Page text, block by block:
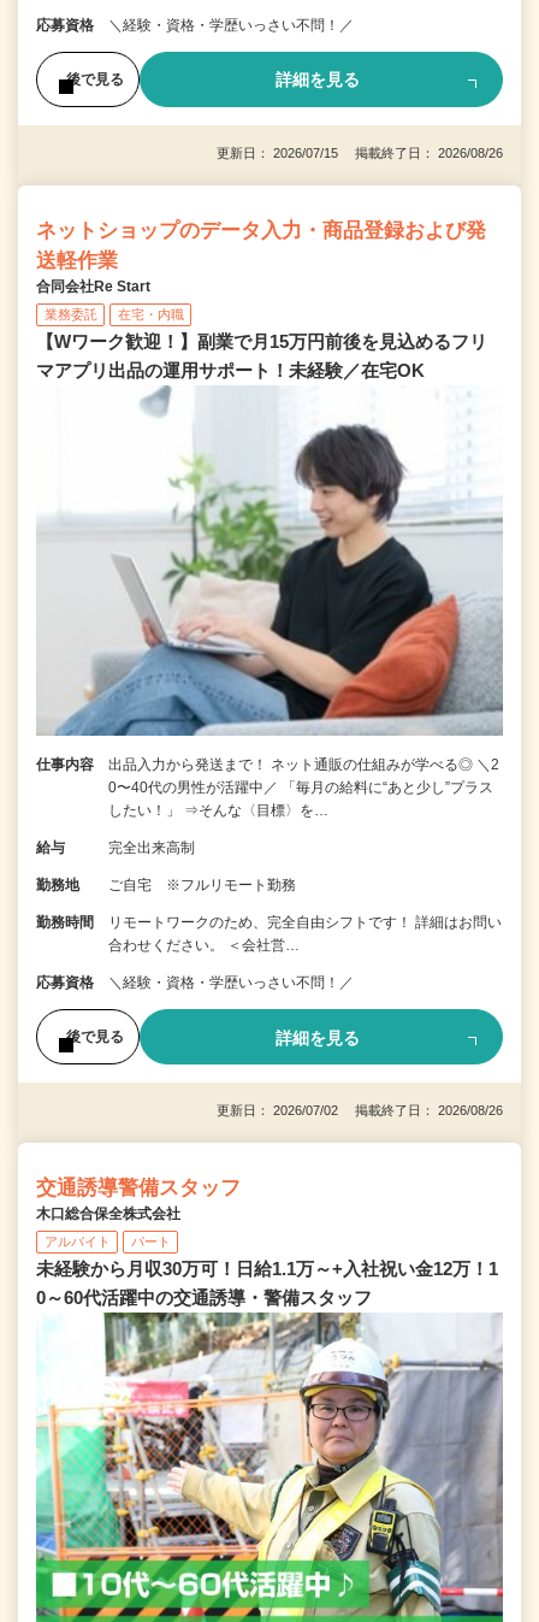
応募資格 ＼経験・資格・学歴いっさい不問！／
後で見る 詳細を見る
更新日： 2026/07/15 掲載終了日： 2026/08/26
ネットショップのデータ入力・商品登録および発
送軽作業
合同会社Re Start
業務委託 在宅・内職
【Wワーク歓迎！】副業で月15万円前後を見込めるフリ
マアプリ出品の運用サポート！未経験／在宅OK
仕事内容
出品入力から発送まで！ ネット通販の仕組みが学べる◎ ＼2
0〜40代の男性が活躍中／ 「毎月の給料に“あと少し”プラス
したい！」 ⇒そんな〈目標〉を…
給与 完全出来高制
勤務地 ご自宅 ※フルリモート勤務
勤務時間
リモートワークのため、完全自由シフトです！ 詳細はお問い
合わせください。 ＜会社営…
応募資格 ＼経験・資格・学歴いっさい不問！／
後で見る 詳細を見る
更新日： 2026/07/02 掲載終了日： 2026/08/26
交通誘導警備スタッフ
木口総合保全株式会社
アルバイト パート
未経験から月収30万可！日給1.1万～+入社祝い金12万！1
0～60代活躍中の交通誘導・警備スタッフ